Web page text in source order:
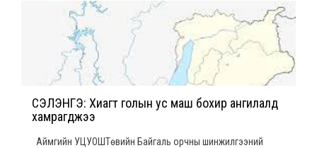
СЭЛЭНГЭ: Хиагт голын ус маш бохир ангилалд
хамрагджээ
Аймгийн УЦУОШТөвийн Байгаль орчны шинжилгээний